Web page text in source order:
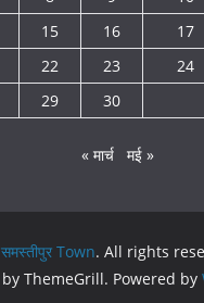
15 16 17
22 23 24
29 30
« मार्च मई »
समस्तीपुर Town. All rights
by ThemeGrill. Powered by